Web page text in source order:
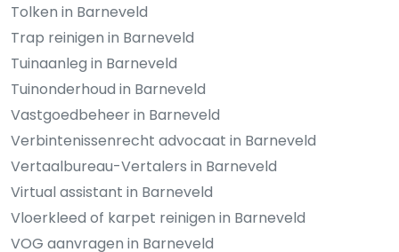
Tolken in Barneveld
Trap reinigen in Barneveld
Tuinaanleg in Barneveld
Tuinonderhoud in Barneveld
Vastgoedbeheer in Barneveld
Verbintenissenrecht advocaat in Barneveld
Vertaalbureau-Vertalers in Barneveld
Virtual assistant in Barneveld
Vloerkleed of karpet reinigen in Barneveld
VOG aanvragen in Barneveld